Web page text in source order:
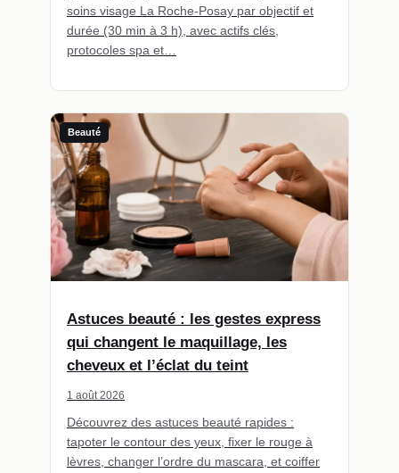
soins visage La Roche-Posay par objectif et
durée (30 min à 3 h), avec actifs clés,
protocoles spa et…
Beauté
Astuces beauté : les gestes express
qui changent le maquillage, les
cheveux et l’éclat du teint
1 août 2026
Découvrez des astuces beauté rapides :
tapoter le contour des yeux, fixer le rouge à
lèvres, changer l’ordre du mascara, et coiffer